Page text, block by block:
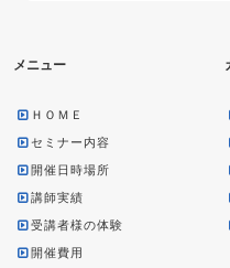
メニュー
ＨＯＭＥ
セミナー内容
開催日時場所
講師実績
受講者様の体験
開催費用